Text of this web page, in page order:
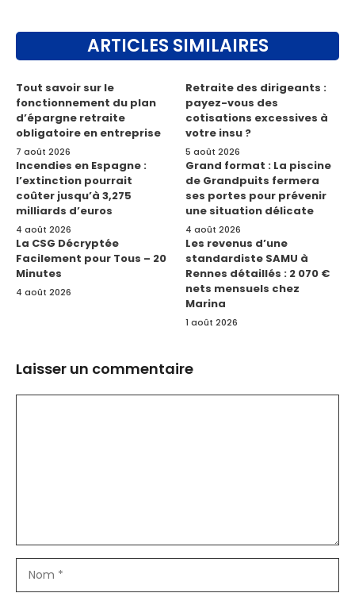
ARTICLES SIMILAIRES
Tout savoir sur le
fonctionnement du plan
d’épargne retraite
obligatoire en entreprise
7 août 2026
Retraite des dirigeants :
payez-vous des
cotisations excessives à
votre insu ?
5 août 2026
Incendies en Espagne :
l’extinction pourrait
coûter jusqu’à 3,275
milliards d’euros
4 août 2026
Grand format : La piscine
de Grandpuits fermera
ses portes pour prévenir
une situation délicate
4 août 2026
La CSG Décryptée
Facilement pour Tous – 20
Minutes
4 août 2026
Les revenus d’une
standardiste SAMU à
Rennes détaillés : 2 070 €
nets mensuels chez
Marina
1 août 2026
Laisser un commentaire